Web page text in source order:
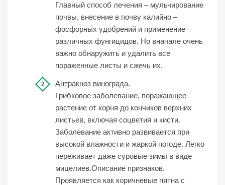
Главный способ лечения – мульчирование
почвы, внесение в почву калийно –
фосфорных удобрений и применение
различных фунгицидов. Но вначале очень
важно обнаружить и удалить все
пораженные листы и сжечь их.
Антракноз винограда.
Грибковое заболевание, поражающее
растение от корня до кончиков верхних
листьев, включая соцветия и кисти.
Заболевание активно развивается при
высокой влажности и жаркой погоде. Легко
переживает даже суровые зимы в виде
мицелиев.Описание признаков.
Проявляется как коричневые пятна с